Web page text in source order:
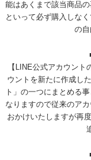
能はあくまで該当商品
といって必ず購入しな
の自
【LINE公式アカウン
ウントを新たに作成し
ト」の一つにまとめる
なりますので従来のア
おかけいたしますが再